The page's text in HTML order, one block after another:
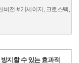
비전 #2 [세이지, 크로스텍,
지할 수 있는 효과적